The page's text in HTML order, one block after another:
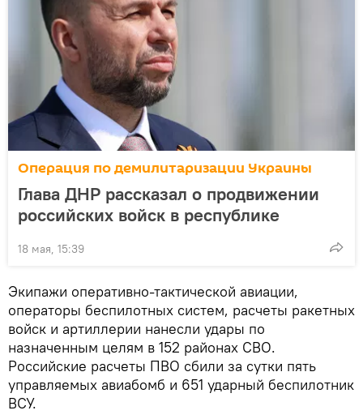
Операция по демилитаризации Украины
Глава ДНР рассказал о продвижении
российских войск в республике
18 мая, 15:39
Экипажи оперативно-тактической авиации,
операторы беспилотных систем, расчеты ракетных
войск и артиллерии нанесли удары по
назначенным целям в 152 районах СВО.
Российские расчеты ПВО сбили за сутки пять
управляемых авиабомб и 651 ударный беспилотник
ВСУ.